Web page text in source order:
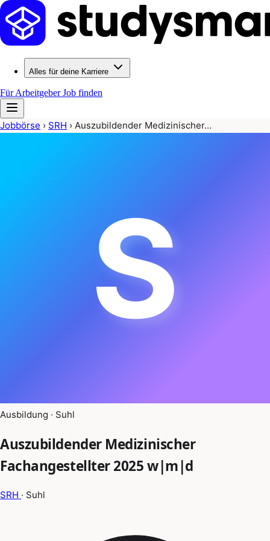
Alles für deine Karriere
Für ArbeitgeberJob finden
Jobbörse › SRH › Auszubildender Medizinischer…
S
Ausbildung · Suhl
Auszubildender Medizinischer
Fachangestellter 2025 w|m|d
SRH · Suhl